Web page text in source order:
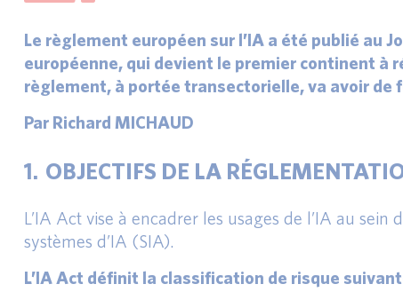
Le règlement européen sur l’IA a été publié au
européenne, qui devient le premier continent à
règlement, à portée transectorielle, va avoir
Par Richard MICHAUD
1. OBJECTIFS DE LA
L’IA Act vise à encadrer les usages de l’IA au
systèmes d’IA (SIA).
L’IA Act définit la classification de risque